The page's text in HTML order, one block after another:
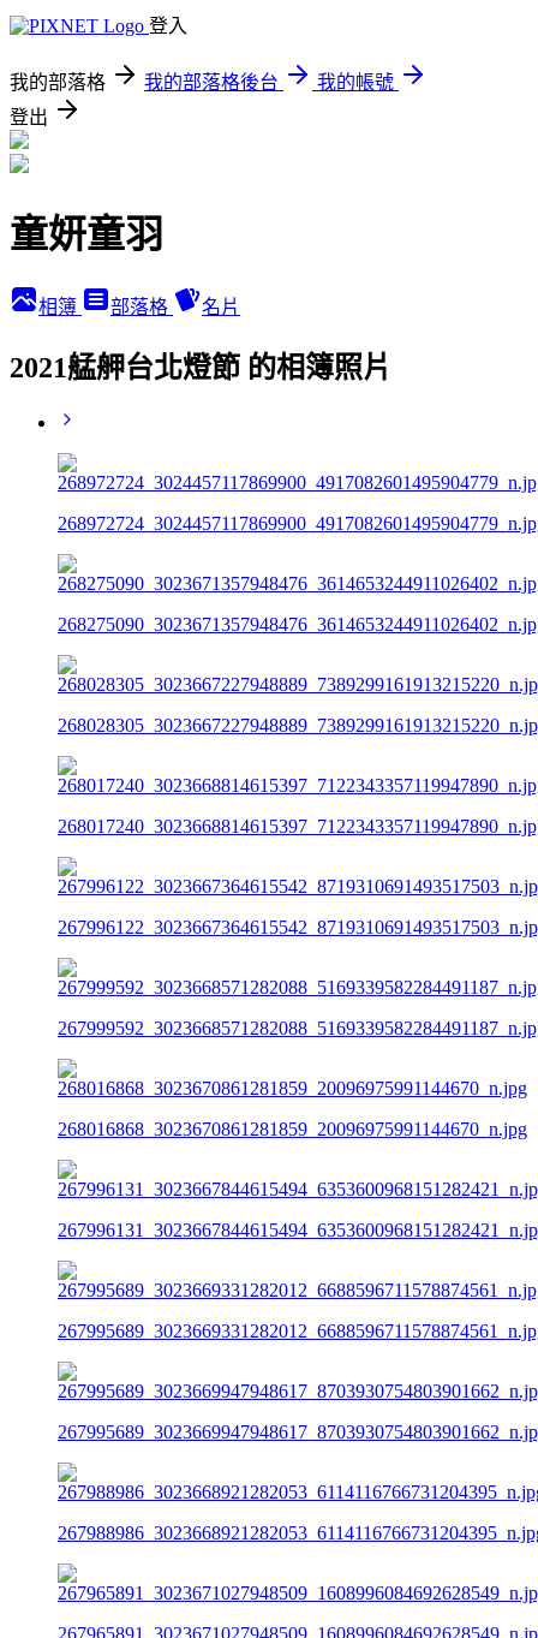
登入
我的部落格 我的部落格後台
我的帳號
登出
童妍童羽
相簿 部落格 名片
2021艋舺台北燈節 的相簿照片
268016868_3023670861281859_20096975991144670_n.jpg